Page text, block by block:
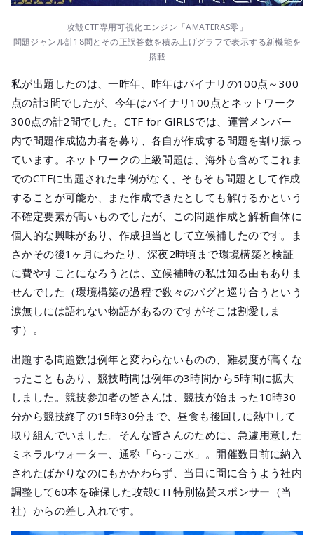
攻殻CTF専用可視化エンジン「AMATERAS零」
問題ジャンル計18問とその正誤答数を積み上げグラフで表示する新機能を
搭載
私が出題したのは、一昨年、昨年はバイナリの100点～300
点の計3問でしたが、今年はバイナリ100点とネットワーク
300点の計2問でした。CTF for GIRLSでは、運営メンバー
内で問題作成協力者を募り、各自が作成する問題を割り振っ
ています。ネットワークの上級問題は、海外も含めてこれま
でのCTFに出題された事例がなく、そもそも問題として作成
することが可能か、また作成できたとしても解けるかという
不確定要素が高いものでしたが、この問題作成と解析自体に
個人的な興味があり、作成担当として立候補したのです。ま
さかその後1ヶ月にわたり、深夜2時頃まで環境構築と検証
に費やすことになろうとは、立候補時の私は知る由もありま
せんでした（環境構築の過程で数々のバグと巡り合うという
涙無しには語れない物語があるのですがそこは割愛しま
す）。
出題する問題数は例年と変わらないものの、難易度が高くな
ったこともあり、競技時間は例年の3時間から5時間に拡大
しました。競技参加者の皆さんは、競技が始まった10時30
分から競技終了の15時30分まで、昼食も後回しに熱中して
取り組んでいました。そんな皆さんのために、急遽用意した
ミネラルウォーター、通称「らっこ水」。開催数日前に納入
されたばかりなのにもかかわらず、当日に間に合うよう社内
調整して60本を確保した攻殻CTF特別協賛スポンサー（当
社）からの差し入れです。